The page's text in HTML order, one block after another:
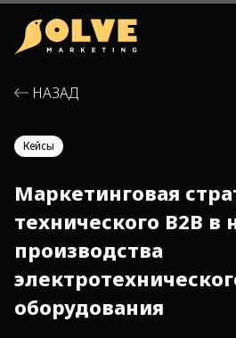
НАЗАД
Кейсы
Маркетинговая
технического B2B в
производства
оборудования